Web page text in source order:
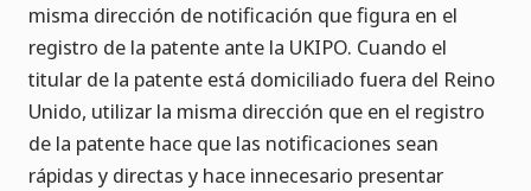
misma dirección de notificación que figura en el
registro de la patente ante la UKIPO. Cuando el
titular de la patente está domiciliado fuera del Reino
Unido, utilizar la misma dirección que en el registro
de la patente hace que las notificaciones sean
rápidas y directas y hace innecesario presentar